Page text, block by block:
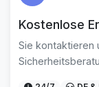
Kostenlose
Sie kontaktieren